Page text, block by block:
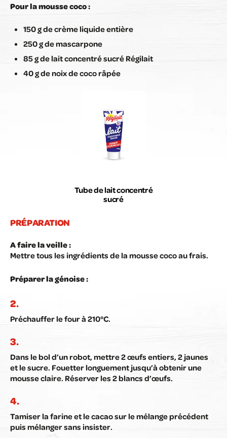
Pour la mousse coco :
150 g de crème liquide entière
250 g de mascarpone
85 g de lait concentré sucré Régilait
40 g de noix de coco râpée
Tube de lait concentré
sucré
PRÉPARATION
A faire la veille :
Mettre tous les ingrédients de la mousse coco au frais.
Préparer la génoise :
Préchauffer le four à 210°C.
Dans le bol d’un robot, mettre 2 œufs entiers, 2 jaunes
et le sucre. Fouetter longuement jusqu’à obtenir une
mousse claire. Réserver les 2 blancs d’œufs.
Tamiser la farine et le cacao sur le mélange précédent
puis mélanger sans insister.